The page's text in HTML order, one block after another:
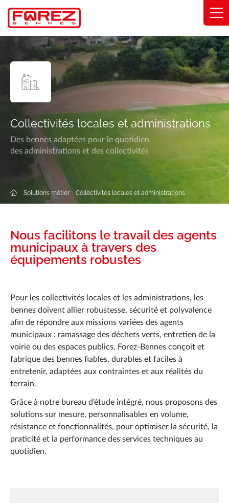
Panneau de gestion des cookies
Collectivités locales et administrations
Des bennes adaptées pour le quotidien
des administrations et des collectivités
Solutions métier Collectivités locales et administrations
Nous facilitons le travail des agents
municipaux à travers des
équipements robustes
Pour les collectivités locales et les administrations, les
bennes doivent allier robustesse, sécurité et polyvalence
afin de répondre aux missions variées des agents
municipaux : ramassage des déchets verts, entretien de la
voirie ou des espaces publics. Forez-Bennes conçoit et
fabrique des bennes fiables, durables et faciles à
entretenir, adaptées aux contraintes et aux réalités du
terrain.
Grâce à notre bureau d’étude intégré, nous proposons des
solutions sur mesure, personnalisables en volume,
résistance et fonctionnalités, pour optimiser la sécurité, la
praticité et la performance des services techniques au
quotidien.
Gammes
Savoir-faire
Solutions métier
Engagements
À propos
Trouver ma concession
Actualités
Réalisations
FAQ
Forez-Bennes Tech
Contact